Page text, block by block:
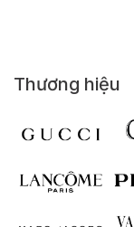
Thương hiệu